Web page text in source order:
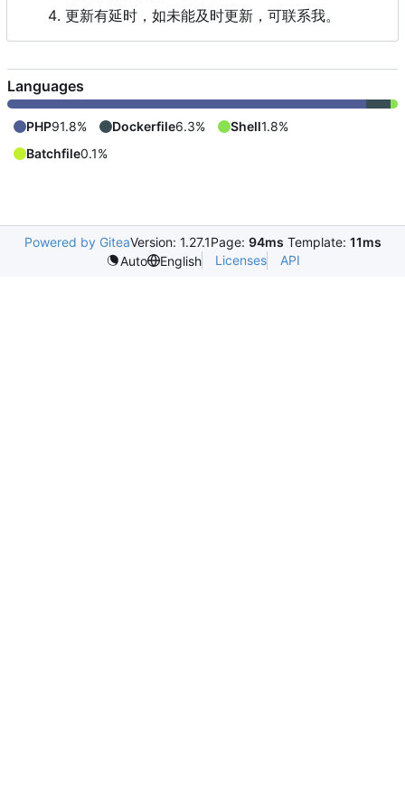
更新有延时，如未能及时更新，可联系我。
Languages
PHP91.8% Dockerfile6.3% Shell1.8%
Batchfile0.1%
Powered by GiteaVersion: 1.27.1Page: 94ms Template: 11ms
Auto
English Licenses API